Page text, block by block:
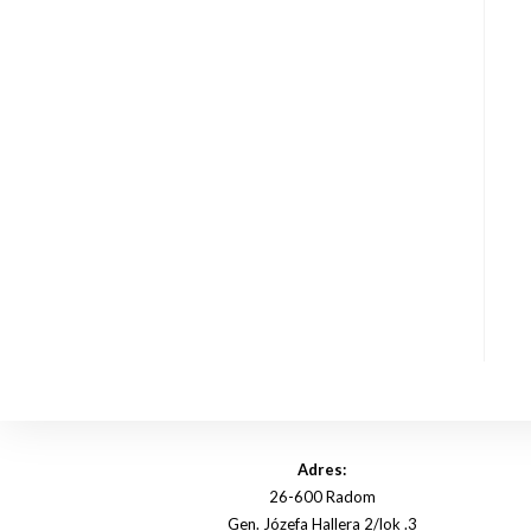
Adres:
26-600 Radom
Gen. Józefa Hallera 2/lok .3